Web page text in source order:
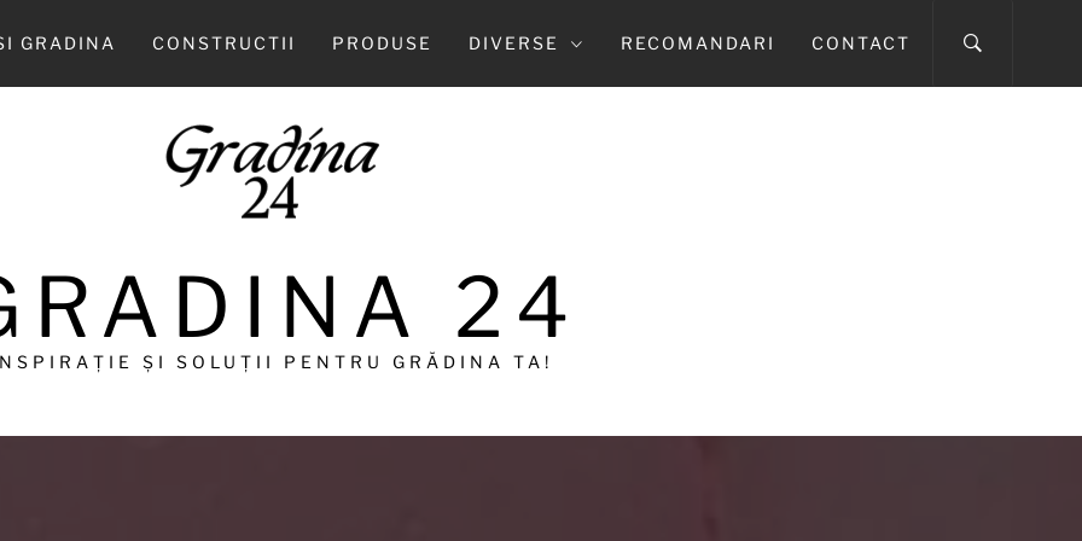
GRADINA CONSTRUCTII PRODUSE DIVERSE RECOMANDARI CONTACT
24
ȘI SOLUȚII PENTRU GRĂDINA TA!